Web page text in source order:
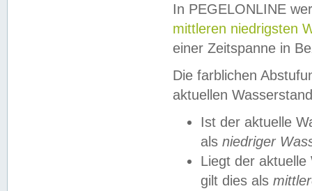
In PEGELONLINE
mittleren niedrigsten
einer Zeitspanne in
Die farblichen
aktuellen
Ist der aktuelle
als niedriger
Liegt der
gilt dies als